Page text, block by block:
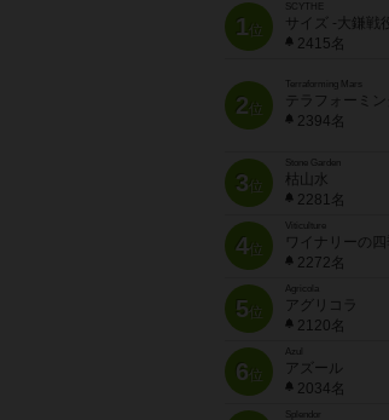
1位
SCYTHE
サイズ -大鎌戦
2415名
2位
Terraforming Mars
テラフォーミ
2394名
3位
Stone Garden
枯山水
2281名
4位
Viticulture
ワイナリーの四
2272名
5位
Agricola
アグリコラ
2120名
6位
Azul
アズール
2034名